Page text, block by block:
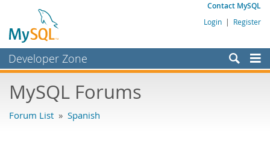
Contact MySQL
Login | Register
Developer Zone
Bugs
MySQL Forums
Forum List » Spanish